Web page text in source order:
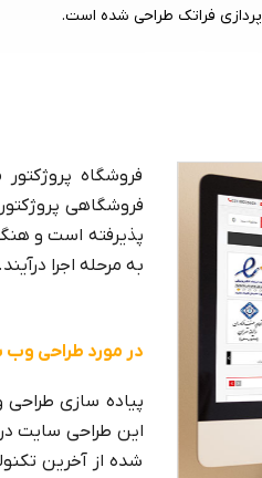
فراتک طراحی شده است.
فروشگاه
پذیرفته است و
به مرحله اجرا درآیند.
در مورد طراحی
پیاده سازی
این طراحی سایت
شده از آخرین